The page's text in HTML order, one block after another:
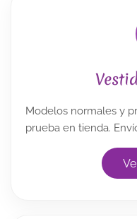
Modelos normales y
prueba en tienda.